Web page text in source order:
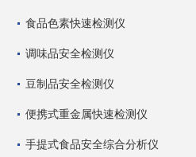
食品色素快速检测仪
调味品安全检测仪
豆制品安全检测仪
便携式重金属快速检测仪
手提式食品安全综合分析仪